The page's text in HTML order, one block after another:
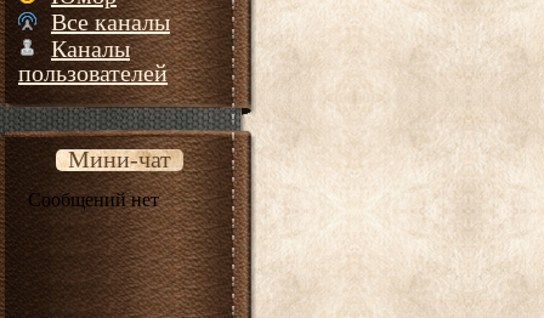
Все каналы
Каналы
пользователей
Мини-чат